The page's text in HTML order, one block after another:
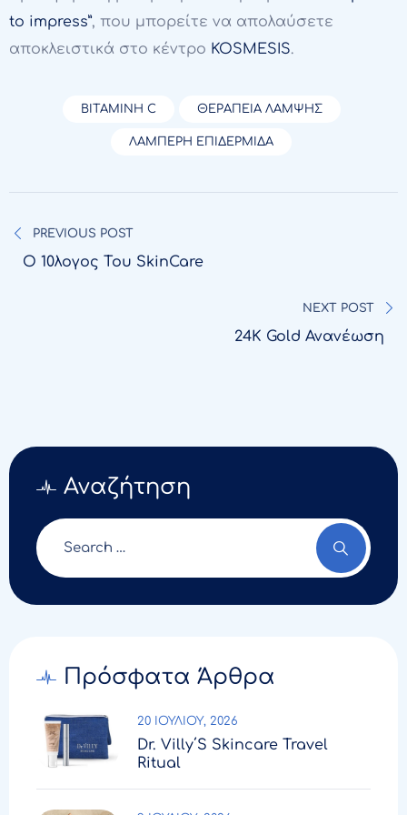
to impress”, που μπορείτε να απολαύσετε
αποκλειστικά στο κέντρο KOSMESIS.
ΒΙΤΑΜΙΝΗ C ΘΕΡΑΠΕΙΑ ΛΑΜΨΗΣ
ΛΑΜΠΕΡΗ ΕΠΙΔΕΡΜΙΔΑ
άρθρων
PREVIOUS POST
Ο 10λογος Του SkinCare
NEXT POST
24K Gold Ανανέωση
Αναζήτηση
Πρόσφατα Άρθρα
Dr. Villy΄s Skincare Travel
Ritual
20 ΙΟΥΛΊΟΥ, 2026